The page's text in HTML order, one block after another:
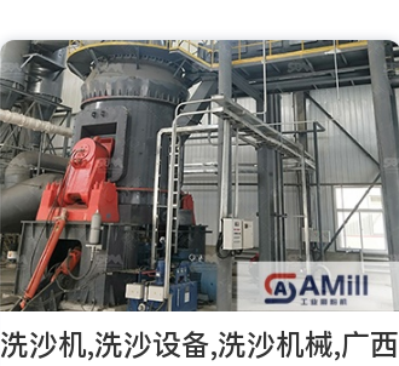
洗沙机,洗沙设备,洗沙机械,广西